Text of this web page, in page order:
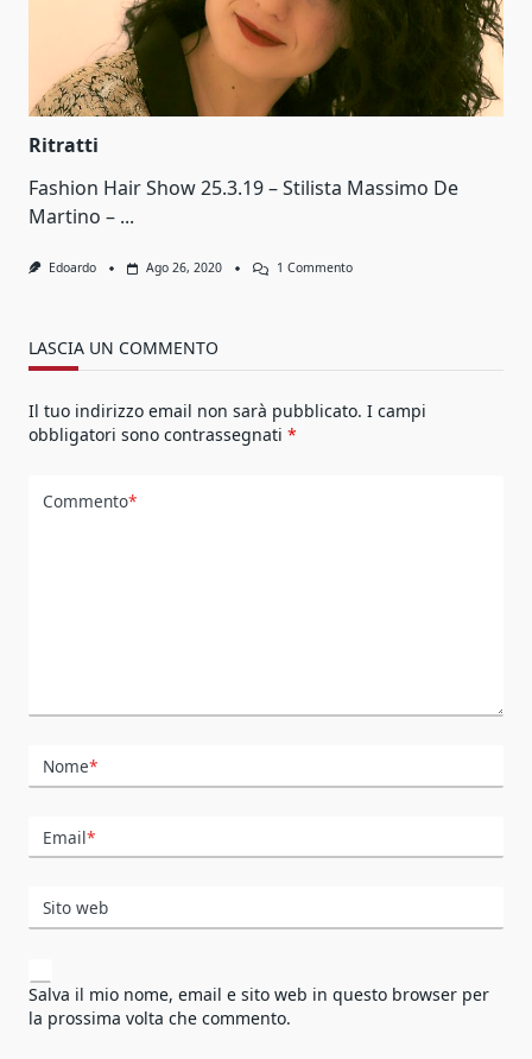
Ritratti
Fashion Hair Show 25.3.19 – Stilista Massimo De
Martino – ...
Edoardo Ago 26, 2020 1 CommentoSu
LASCIA UN COMMENTO
Il tuo indirizzo email non sarà pubblicato. I campi
obbligatori sono contrassegnati *
Commento*
Nome*
Email*
Sito web
Salva il mio nome, email e sito web in questo browser per
la prossima volta che commento.